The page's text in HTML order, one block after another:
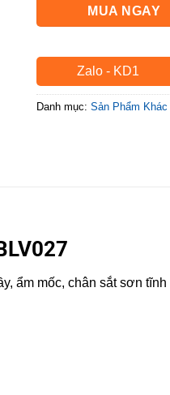
MUA NGAY
Zalo - KD1
Danh mục: Sản Phẩm Khác
ẩm mốc, chân sắt sơn